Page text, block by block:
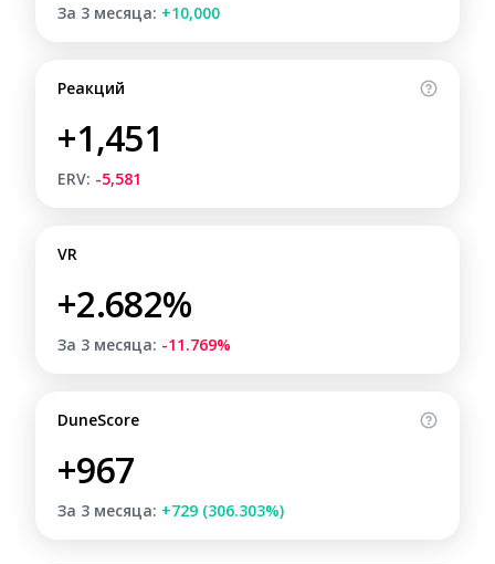
За 3 месяца: +10,000
Реакций
+1,451
ERV: -5,581
VR
+2.682%
За 3 месяца: -11.769%
DuneScore
+967
За 3 месяца: +729 (306.303%)